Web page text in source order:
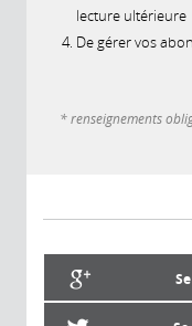
lecture ultérieure
De gérer vos
* renseignements